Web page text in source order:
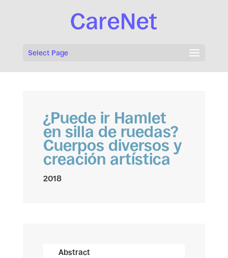
Select Page
¿Puede ir Hamlet
en silla de ruedas?
Cuerpos diversos y
creación artística
2018
Abstract